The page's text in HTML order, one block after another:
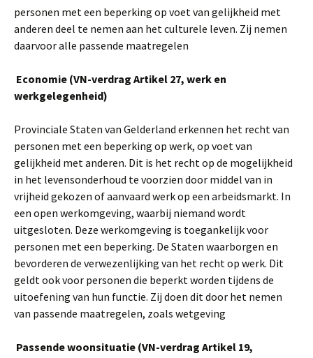
personen met een beperking op voet van gelijkheid met
anderen deel te nemen aan het culturele leven. Zij nemen
daarvoor alle passende maatregelen
Economie (VN-verdrag Artikel 27, werk en
werkgelegenheid)
Provinciale Staten van Gelderland erkennen het recht van
personen met een beperking op werk, op voet van
gelijkheid met anderen. Dit is het recht op de mogelijkheid
in het levensonderhoud te voorzien door middel van in
vrijheid gekozen of aanvaard werk op een arbeidsmarkt. In
een open werkomgeving, waarbij niemand wordt
uitgesloten. Deze werkomgeving is toegankelijk voor
personen met een beperking. De Staten waarborgen en
bevorderen de verwezenlijking van het recht op werk. Dit
geldt ook voor personen die beperkt worden tijdens de
uitoefening van hun functie. Zij doen dit door het nemen
van passende maatregelen, zoals wetgeving
Passende woonsituatie (VN-verdrag Artikel 19,